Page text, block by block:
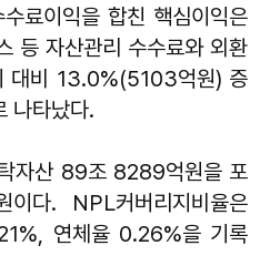
료이익을 합친 핵심이익은
등 자산관리 수수료와 외환
대비 13.0%(5103억원) 증
나타났다.
자산 89조 8289억원을 포
다. NPL커버리지비율은
연체율 0.26%을 기록